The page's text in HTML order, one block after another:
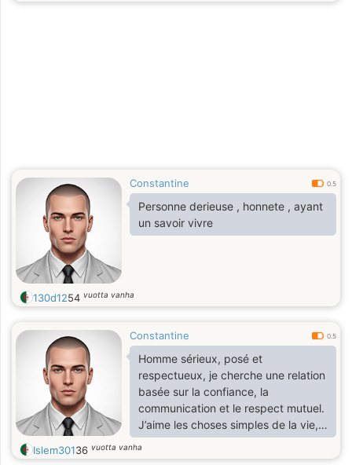
Constantine 0.5
Personne derieuse , honnete , ayant
un savoir vivre
130d1254 vuotta vanha
Constantine 0.5
Homme sérieux, posé et
respectueux, je cherche une relation
basée sur la confiance, la
communication et le respect mutuel.
J’aime les choses simples de la vie,
les discussions profondes autant
que les moments légers. Si tu
Islem30136 vuotta vanha